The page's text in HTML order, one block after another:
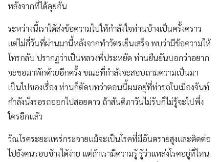
หลังจากที่ได้คุยกัน
ระหว่างนี้เราได้ส่งข้อความไปให้กำลังใจท่านบ้างเป็นครั้งคราว
แต่ไม่กี่วันที่ผ่านมานี้หลังจากทำวัตรเย็นเสร็จ พบว่ามีข้อความให้
โทรกลับ ปรากฏว่าเป็นหลวงพี่ประหยัด ท่านยืนยันบอกว่าอยาก
จะขอมาพักด้วยอีกครั้ง ขณะที่กำลังจะสอบถามความเป็นมา
เป็นไปของเรื่อง ท่านก็ตัดบทว่าตอนนี้ผมอยู่ที่ท่ารถในเมืองจันท์
กำลังนั่งรอรถออกไปสอยดาว ถ้าสันติภาวันไม่รับก็ไม่รู้จะไปพึ่ง
ใครอีกแล้ว
วัณโรคระยะแพร่กระจายแม้จะเป็นโรคที่มีอันตรายสูงและติดต่อ
ไปยังคนรอบข้างได้ง่าย แต่ถ้าเรามีความรู้ รู้ว่าแหล่งโรคอยู่ที่ไหน